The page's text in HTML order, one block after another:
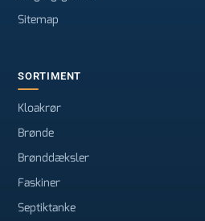
Sitemap
SORTIMENT
Kloakrør
Brønde
Brønddæksler
Faskiner
Septiktanke